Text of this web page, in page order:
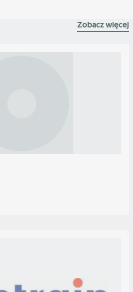
Zobacz więcej